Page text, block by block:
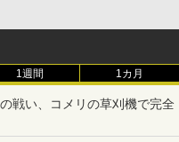
1週間 1カ月
戦い、コメリの草刈機で完全